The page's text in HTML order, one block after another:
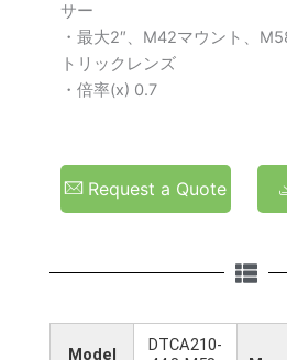
サー
・最大2″、M42マウント、
トリックレンズ
・倍率(x) 0.7
Request a Quote
Model
DTCA210-